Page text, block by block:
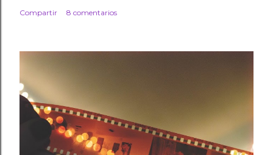
Compartir 8 comentarios